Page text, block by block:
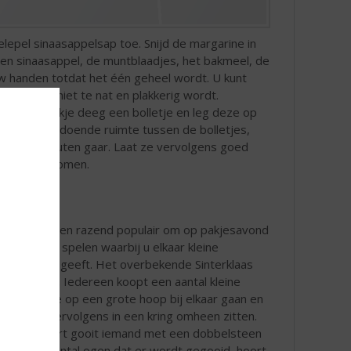
sinaasappelsap toe. Snijd de margarine in
sinaasappel, de muntblaadjes, het bakmeel, de
handen totdat het één geheel wordt. U kunt
geval niet te nat en plakkerig wordt.
elk stukje deeg een bolletje en leg deze op
voor voldoende ruimte tussen de bolletjes,
15 minuten gaar. Laat ze vervolgens goed
de oven komen.
Het is al jaren razend populair om op pakjesavond
een spel te spelen waarbij u elkaar kleine
cadeautjes geeft. Het overbekende Sinterklaas
dobbelspel. Iedereen koopt een aantal kleine
cadeaus die op een grote hoop bij elkaar gaan en
gaat hier vervolgens in een kring omheen zitten.
Om de beurt gooit iemand met een dobbelsteen